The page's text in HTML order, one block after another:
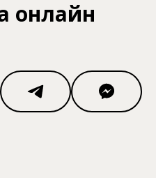
онлайн